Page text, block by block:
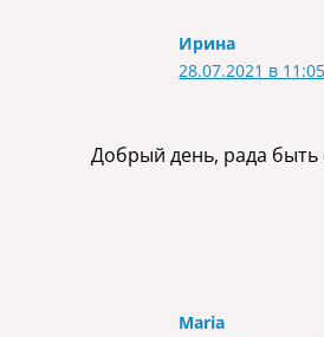
Ирина
28.07.2021 в 11:05
Добрый день, рада быть
Maria